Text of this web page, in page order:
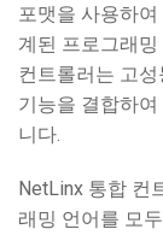
소개
포맷을 사용하
계된 프로그래
컨트롤러는 고
기능을 결합하
니다.
NetLinx 통합 컨
래밍 언어를 모